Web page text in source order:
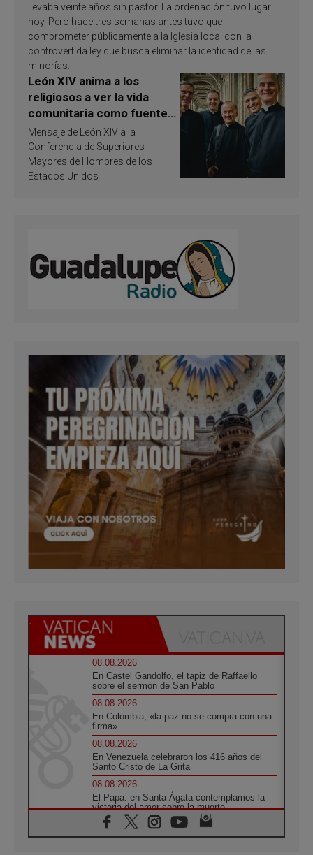
llevaba veinte años sin pastor. La ordenación tuvo lugar
hoy. Pero hace tres semanas antes tuvo que
comprometer públicamente a la Iglesia local con la
controvertida ley que busca eliminar la identidad de las
minorías.
León XIV anima a los
religiosos a ver la vida
comunitaria como fuente
de inspiración y
santificación
Mensaje de León XIV a la
Conferencia de Superiores
Mayores de Hombres de los
Estados Unidos
08.08.2026
En Castel Gandolfo, el tapiz de Raffaello
sobre el sermón de San Pablo
08.08.2026
En Colombia, «la paz no se compra con una
firma»
08.08.2026
En Venezuela celebraron los 416 años del
Santo Cristo de La Grita
08.08.2026
El Papa: en Santa Ágata contemplamos la
victoria del amor sobre la muerte
08.08.2026
León XIV visitará el Santuario de la Madre